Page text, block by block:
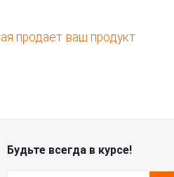
продает ваш продукт
Будьте всегда в курсе!